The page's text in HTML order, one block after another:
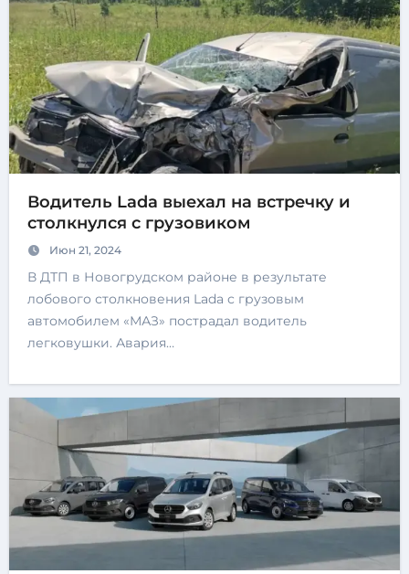
Водитель Lada выехал на встречку и
столкнулся с грузовиком
Июн 21, 2024
В ДТП в Новогрудском районе в результате
лобового столкновения Lada с грузовым
автомобилем «МАЗ» пострадал водитель
легковушки. Авария…